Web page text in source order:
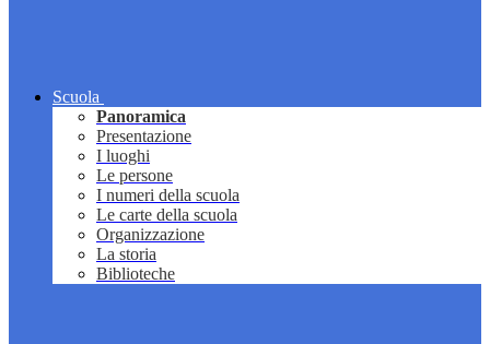
Scuola
Panoramica
Presentazione
I luoghi
Le persone
I numeri della scuola
Le carte della scuola
Organizzazione
La storia
Biblioteche